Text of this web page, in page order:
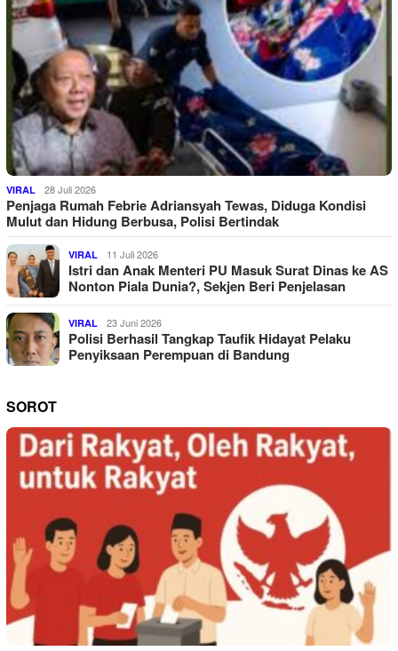
VIRAL 28 Juli 2026
Penjaga Rumah Febrie Adriansyah Tewas, Diduga Kondisi
Mulut dan Hidung Berbusa, Polisi Bertindak
VIRAL 11 Juli 2026
Istri dan Anak Menteri PU Masuk Surat Dinas ke AS
Nonton Piala Dunia?, Sekjen Beri Penjelasan
VIRAL 23 Juni 2026
Polisi Berhasil Tangkap Taufik Hidayat Pelaku
Penyiksaan Perempuan di Bandung
SOROT